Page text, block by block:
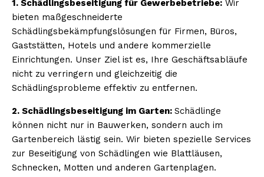
1. Schädlingsbeseitigung für Gewerbebetriebe: Wir
bieten maßgeschneiderte
Schädlingsbekämpfungslösungen für Firmen, Büros,
Gaststätten, Hotels und andere kommerzielle
Einrichtungen. Unser Ziel ist es, Ihre Geschäftsabläufe
nicht zu verringern und gleichzeitig die
Schädlingsprobleme effektiv zu entfernen.
2. Schädlingsbeseitigung im Garten: Schädlinge
können nicht nur in Bauwerken, sondern auch im
Gartenbereich lästig sein. Wir bieten spezielle Services
zur Beseitigung von Schädlingen wie Blattläusen,
Schnecken, Motten und anderen Gartenplagen.